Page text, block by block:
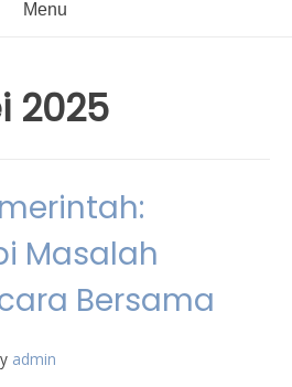
Menu
2025
Masalah
Bersama
admin